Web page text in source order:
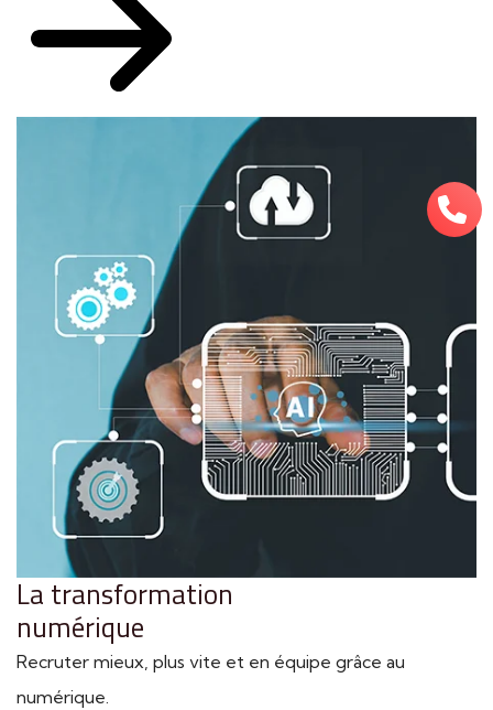
La transformation
numérique
Recruter mieux, plus vite et en équipe grâce au
numérique.